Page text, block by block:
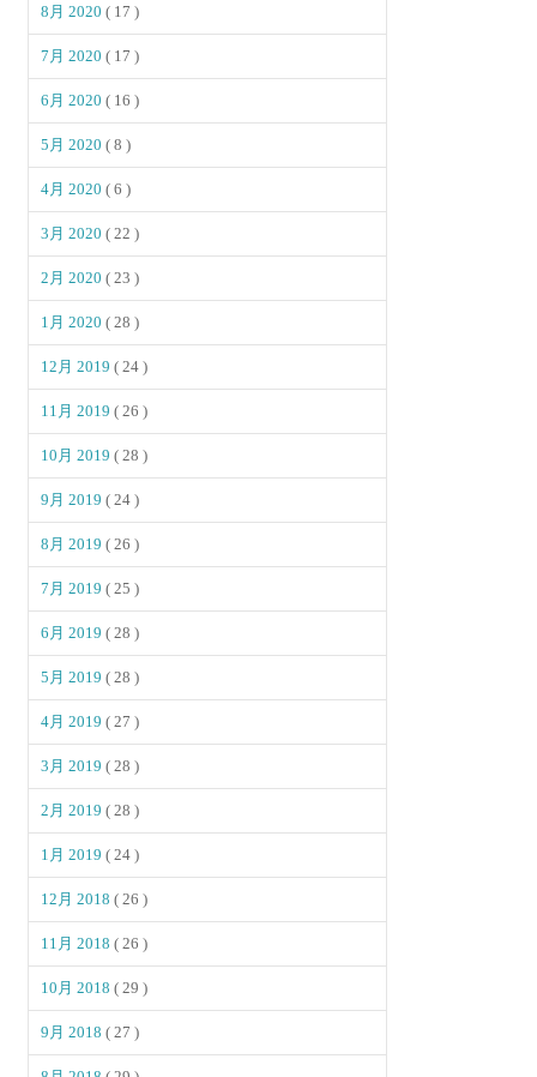
8月 2020( 17 )
7月 2020( 17 )
6月 2020( 16 )
5月 2020( 8 )
4月 2020( 6 )
3月 2020( 22 )
2月 2020( 23 )
1月 2020( 28 )
12月 2019( 24 )
11月 2019( 26 )
10月 2019( 28 )
9月 2019( 24 )
8月 2019( 26 )
7月 2019( 25 )
6月 2019( 28 )
5月 2019( 28 )
4月 2019( 27 )
3月 2019( 28 )
2月 2019( 28 )
1月 2019( 24 )
12月 2018( 26 )
11月 2018( 26 )
10月 2018( 29 )
9月 2018( 27 )